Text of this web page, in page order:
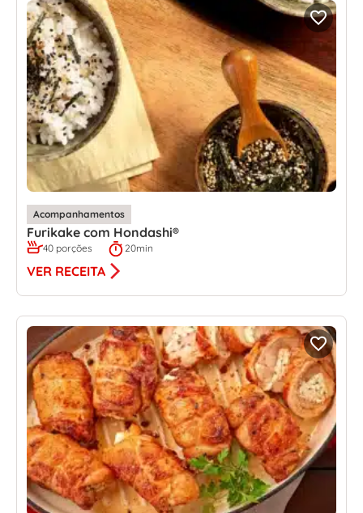
Acompanhamentos
Furikake com Hondashi®
40 porções 20min
VER RECEITA